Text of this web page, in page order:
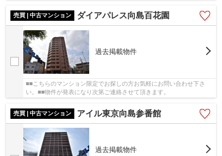
売買 | 中古マンション ダイアパレス向島百花園
過去掲載物件
■■こちらのマンション限定でお探しの方お気軽にお問い合わせ下さ
い。■■物件が発表になり次第ご連絡させて頂きます。
売買 | 中古マンション アイル東京向島参番館
過去掲載物件